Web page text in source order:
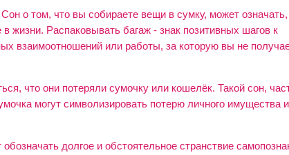
о том, что вы собираете вещи в сумку, может
жизни. Распаковывать багаж - знак позитивных шагов к
взаимоотношений или работы, за которую вы не
что они потеряли сумочку или кошелёк. Такой сон,
могут символизировать потерю личного имущества
долгое и обстоятельное странствие